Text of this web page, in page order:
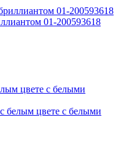
01-200593618
белым цвете с белыми